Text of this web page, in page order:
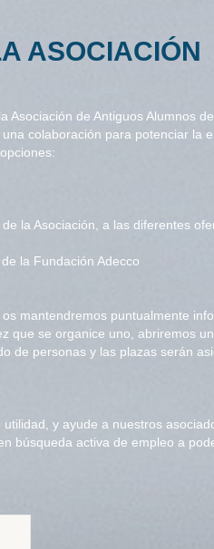
ASOCIACIÓN
Asociación de Antiguos Alumnos
colaboración para potenciar la
la Asociación, a las diferentes
la Fundación Adecco
mantendremos puntualmente
que se organice uno, abriremos
de personas y las plazas serán
y ayude a nuestros
búsqueda activa de empleo a